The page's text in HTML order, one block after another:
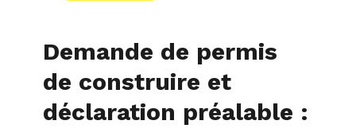
Demande de permis
de construire et
déclaration préalable :